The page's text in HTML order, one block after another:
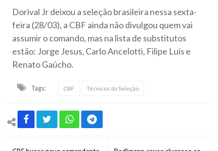
Dorival Jr deixou a seleção brasileira nessa sexta-
feira (28/03), a CBF ainda não divulgou quem vai
assumir o comando, mas na lista de substitutos
estão: Jorge Jesus, Carlo Ancelotti, Filipe Luís e
Renato Gaúcho.
Tags: CBF Técnicos da Seleção